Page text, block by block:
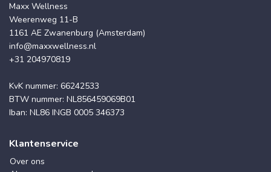
Maxx Wellness
Weerenweg 11-B
1161 AE Zwanenburg (Amsterdam)
info@maxxwellness.nl
+31 204970819
KvK nummer: 66242533
BTW nummer: NL856459069B01
Iban: NL86 INGB 0005 346373
Klantenservice
Over ons